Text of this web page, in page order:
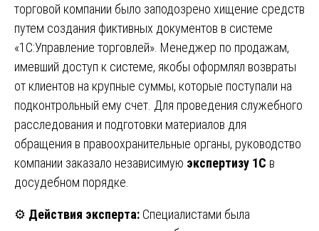
торговой компании было заподозрено хищение средств
путем создания фиктивных документов в системе
«1С:Управление торговлей». Менеджер по продажам,
имевший доступ к системе, якобы оформлял возвраты
от клиентов на крупные суммы, которые поступали на
подконтрольный ему счет. Для проведения служебного
расследования и подготовки материалов для
обращения в правоохранительные органы, руководство
компании заказало независимую экспертизу 1С в
досудебном порядке.
⚙️ Действия эксперта: Специалистами была